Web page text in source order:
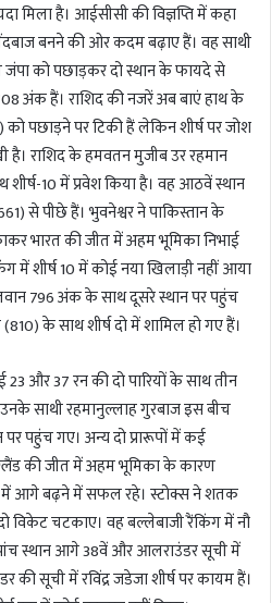
मिला है। आईसीसी की विज्ञप्ति में कहा
बनने की ओर कदम बढ़ाए हैं। वह साथी
को पछाड़कर दो स्थान के फायदे से
अंक हैं। राशिद की नजरें अब बाएं हाथ के
पछाड़ने पर टिकी हैं लेकिन शीर्ष पर जोश
राशिद के हमवतन मुजीब उर रहमान
10 में प्रवेश किया है। वह आठवें स्थान
से पीछे हैं। भुवनेश्वर ने पाकिस्तान के
भारत की जीत में अहम भूमिका निभाई
में शीर्ष 10 में कोई नया खिलाड़ी नहीं आया
796 अंक के साथ दूसरे स्थान पर पहुंच
के साथ शीर्ष दो में शामिल हो गए हैं।
और 37 रन की दो पारियों के साथ तीन
साथी रहमानुल्लाह गुरबाज इस बीच
पहुंच गए। अन्य दो प्रारूपों में कई
की जीत में अहम भूमिका के कारण
में आगे बढ़ने में सफल रहे। स्टोक्स ने शतक
विकेट चटकाए। वह बल्लेबाजी रैंकिंग में नौ
स्थान आगे 38वें और आलराउंडर सूची में
सूची में रविंद्र जडेजा शीर्ष पर कायम हैं।